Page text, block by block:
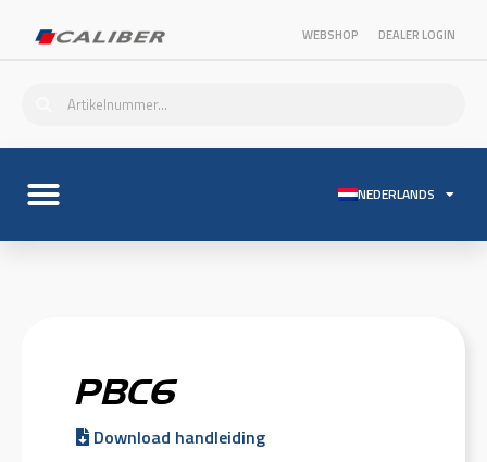
WEBSHOP DEALER LOGIN
NEDERLANDS
PBC6
Download handleiding